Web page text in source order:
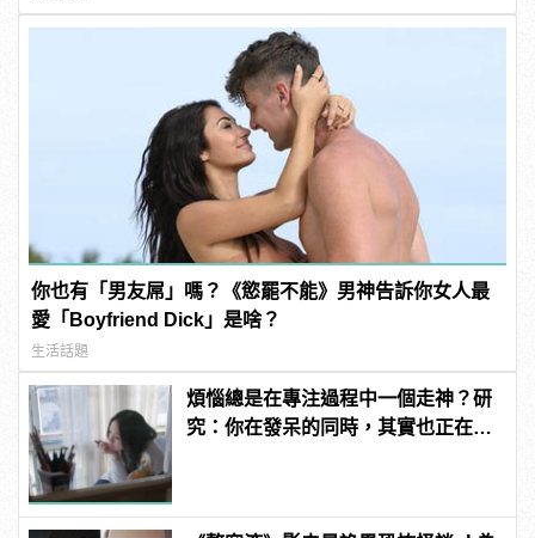
你也有「男友屌」嗎？《慾罷不能》男神告訴你女人最
愛「Boyfriend Dick」是啥？
生活話題
煩惱總是在專注過程中一個走神？研
究：你在發呆的同時，其實也正在解